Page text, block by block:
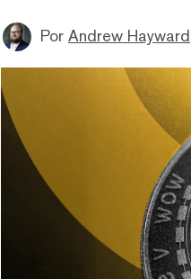
Por Andrew Hayward